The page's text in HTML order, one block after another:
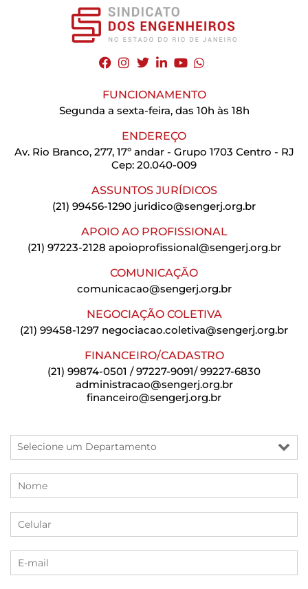
FUNCIONAMENTO
Segunda a sexta-feira, das 10h às 18h
ENDEREÇO
Av. Rio Branco, 277, 17º andar - Grupo 1703 Centro - RJ
Cep: 20.040-009
ASSUNTOS JURÍDICOS
(21) 99456-1290 juridico@sengerj.org.br
APOIO AO PROFISSIONAL
(21) 97223-2128 apoioprofissional@sengerj.org.br
COMUNICAÇÃO
comunicacao@sengerj.org.br
NEGOCIAÇÃO COLETIVA
(21) 99458-1297 negociacao.coletiva@sengerj.org.br
FINANCEIRO/CADASTRO
(21) 99874-0501 / 97227-9091/ 99227-6830
administracao@sengerj.org.br
financeiro@sengerj.org.br